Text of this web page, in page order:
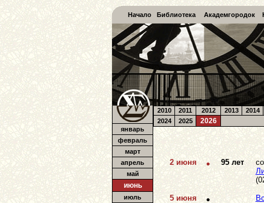
Начало Библиотека Академгородок
январь
февраль
март
апрель
май
июнь
июль
2010 2011 2012 2013
2014
2024
2025 2026
2 июня • 95 лет
5 июня •